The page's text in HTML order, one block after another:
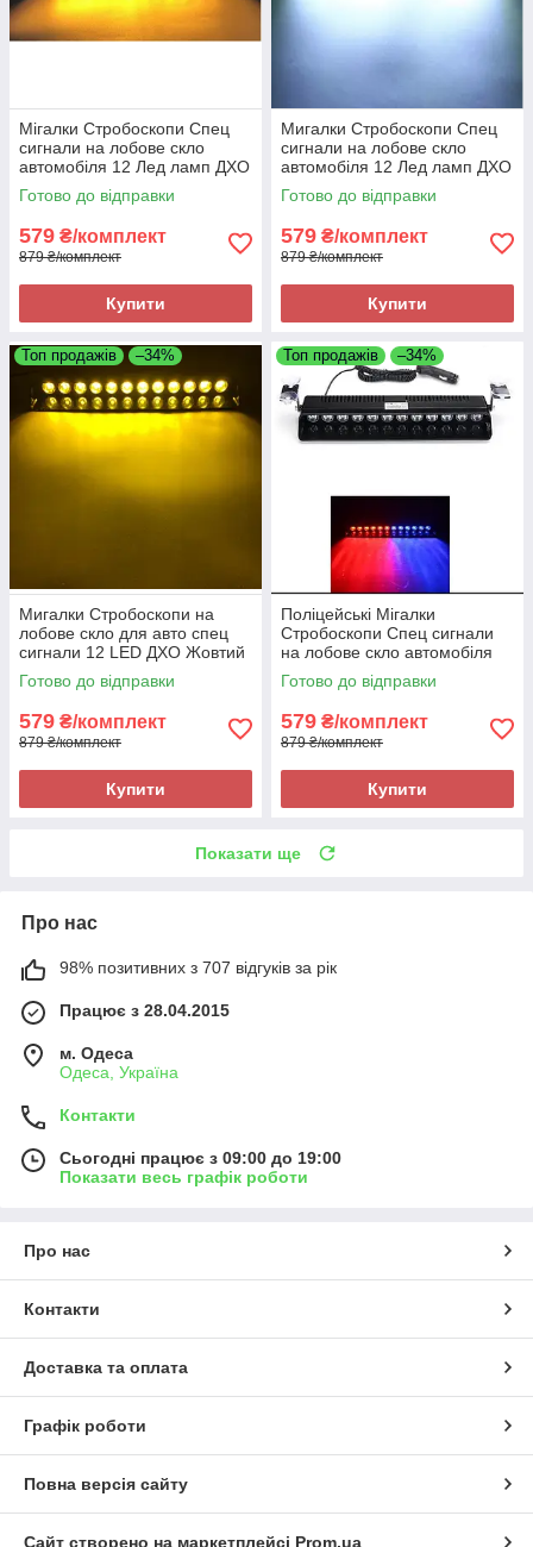
Мігалки Стробоскопи Спец
сигнали на лобове скло
автомобіля 12 Лед ламп ДХО
Лампи Жовтий
Готово до відправки
579 ₴/комплект
879 ₴/комплект
Купити
Мигалки Стробоскопи Спец
сигнали на лобове скло
автомобіля 12 Лед ламп ДХО
Лампи Білого кольору
Готово до відправки
579 ₴/комплект
879 ₴/комплект
Купити
Топ продажів –34%
Мигалки Стробоскопи на
лобове скло для авто спец
сигнали 12 LED ДХО Жовтий
Готово до відправки
579 ₴/комплект
879 ₴/комплект
Купити
Топ продажів –34%
Поліцейські Мігалки
Стробоскопи Спец сигнали
на лобове скло автомобіля
12 Лед ламп ДХО
Червоний+Синій
Готово до відправки
579 ₴/комплект
879 ₴/комплект
Купити
Показати ще
Про нас
98% позитивних з 707 відгуків за рік
Працює з 28.04.2015
м. Одеса
Одеса, Україна
Контакти
Сьогодні працює з 09:00 до 19:00
Показати весь графік роботи
Про нас
Контакти
Доставка та оплата
Графік роботи
Повна версія сайту
Сайт створено на маркетплейсі Prom.ua